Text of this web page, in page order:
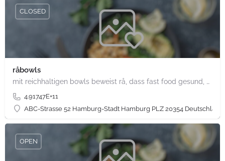
råbowls
mit reichhaltigen bowls beweist rå, dass fast food gesund, nachhaltig und hundertprozentig vegan sein kann.…
4.91747E+11
ABC-Strasse 52 Hamburg-Stadt Hamburg PLZ 20354 Deutschland
CLOSED
OPEN